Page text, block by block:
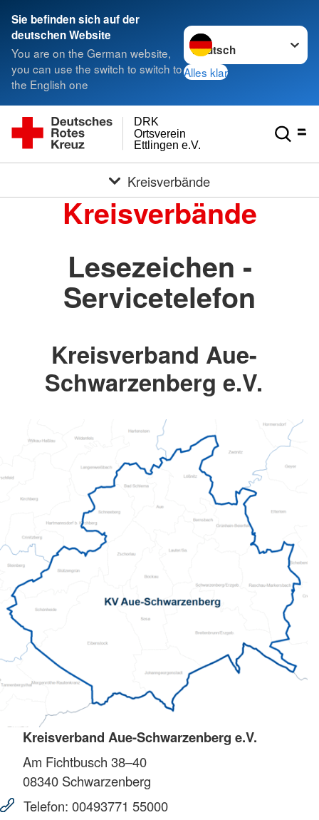
Sie befinden sich auf der
deutschen Website
You are on the German website,
you can use the switch to switch to
the English one
Sprache wechseln zu
Alles klar
Ettlingen e.V.
Ortsverein
DRK
Kreisverbände
Kreisverbände
Lesezeichen -
Servicetelefon
Kreisverband Aue-
Schwarzenberg e.V.
Kreisverband Aue-Schwarzenberg e.V.
Am Fichtbusch 38–40
08340 Schwarzenberg
Telefon: 00493771 55000